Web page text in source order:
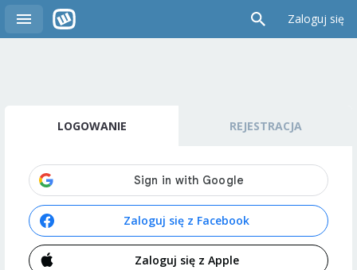
Zaloguj się
LOGOWANIE REJESTRACJA
Zaloguj się z Facebook
Zaloguj się z Apple